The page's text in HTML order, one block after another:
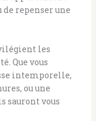
de repenser une
les
Que vous
intemporelle,
ou une
sauront vous